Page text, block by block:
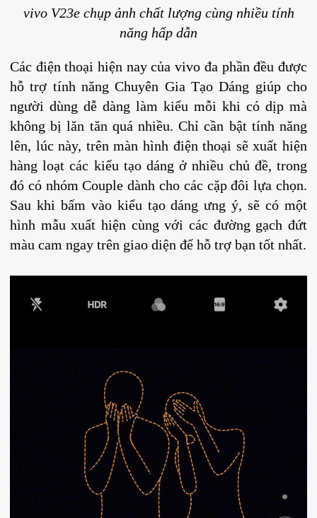
vivo V23e chụp ảnh chất lượng cùng nhiều tính
năng hấp dẫn
Các điện thoại hiện nay của vivo đa phần đều được
hỗ trợ tính năng Chuyên Gia Tạo Dáng giúp cho
người dùng dễ dàng làm kiểu mỗi khi có dịp mà
không bị lăn tăn quá nhiều. Chỉ cần bật tính năng
lên, lúc này, trên màn hình điện thoại sẽ xuất hiện
hàng loạt các kiểu tạo dáng ở nhiều chủ đề, trong
đó có nhóm Couple dành cho các cặp đôi lựa chọn.
Sau khi bấm vào kiểu tạo dáng ưng ý, sẽ có một
hình mẫu xuất hiện cùng với các đường gạch đứt
màu cam ngay trên giao diện để hỗ trợ bạn tốt nhất.